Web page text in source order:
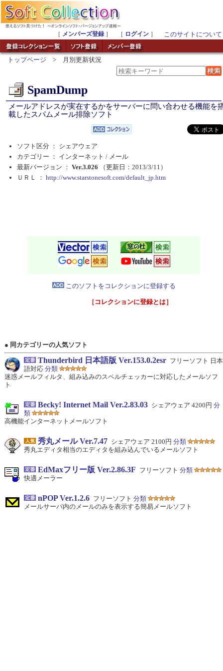
［ メンバーズ登録 ］ ［ ログイン ］ このサイトについて
トップページ > 月別更新状況
SpamDump
メールアドレスが実在するかをサーバーに問い合わせる機能を
載したスパムメール排除ソフト
ソフト区分 ： シェアウェア
カテゴリー ： インターネット / メール
最新バージョン ： Ver.3.026 （更新日：2013/3/11）
ＵＲＬ ： http://www.starstonesoft.com/default_jp.htm
このソフトをコレクションに登録する
［コレクションに登録とは］
● 同カテゴリーの人気ソフト
Thunderbird 日本語版 Ver.153.0.2esr フリーソフト 日本
語対応 分類
迷惑メールフィルタ、組み込みのスペルチェッカーに対応したメールソフ
ト
Becky! Internet Mail Ver.2.83.03 シェアウェア 4200円 分
類
高機能インターネットメールソフト
秀丸メール Ver.7.47 シェアウェア 2100円 分類
秀丸エディタ相当のエディタを組み込んでいるメールソフト
EdMaxフリー版 Ver.2.86.3F フリーソフト 分類
快適メーラー
nPOP Ver.1.2.6 フリーソフト 分類
メールサーバ内のメールのみを表示する簡易メールソフト